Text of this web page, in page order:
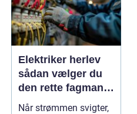
Elektriker herlev
sådan vælger du
den rette fagmand
til dine el-opgaver
Når strømmen svigter,